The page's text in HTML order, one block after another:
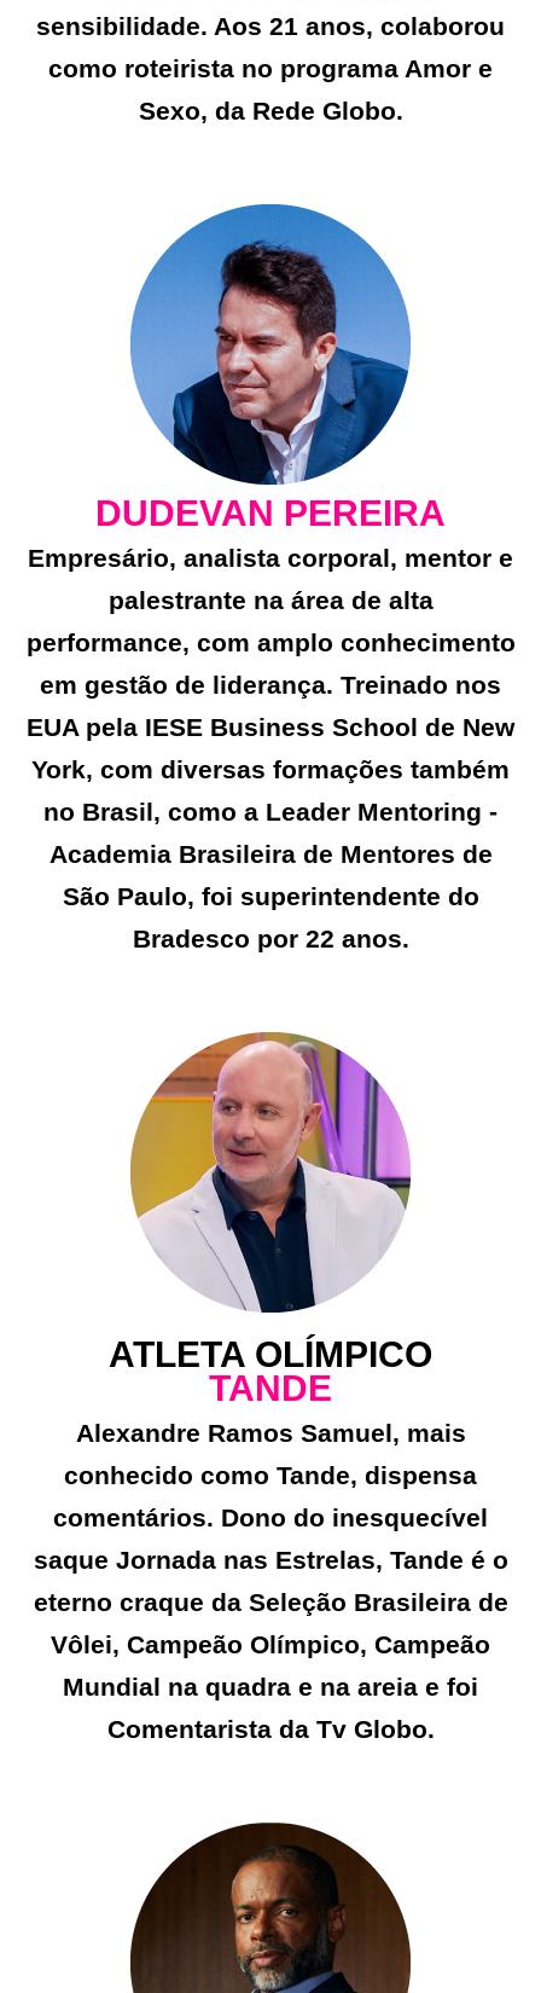
sensibilidade. Aos 21 anos, colaborou
como roteirista no programa Amor e
Sexo, da Rede Globo.
DUDEVAN PEREIRA
Empresário, analista corporal, mentor e
palestrante na área de alta
performance, com amplo conhecimento
em gestão de liderança. Treinado nos
EUA pela IESE Business School de New
York, com diversas formações também
no Brasil, como a Leader Mentoring -
Academia Brasileira de Mentores de
São Paulo, foi superintendente do
Bradesco por 22 anos.
ATLETA OLÍMPICO
TANDE
Alexandre Ramos Samuel, mais
conhecido como Tande, dispensa
comentários. Dono do inesquecível
saque Jornada nas Estrelas, Tande é o
eterno craque da Seleção Brasileira de
Vôlei, Campeão Olímpico, Campeão
Mundial na quadra e na areia e foi
Comentarista da Tv Globo.